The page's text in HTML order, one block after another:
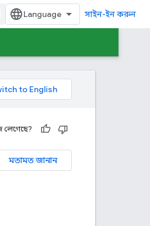
সাইন-ইন করুন
লেগেছে?
মতামত জানান